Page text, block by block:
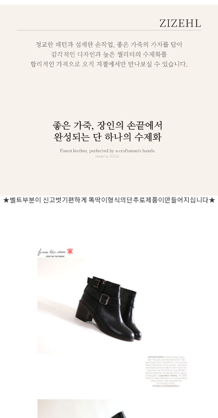
★벨트부분이 신고벗기편하게 똑딱이형식의단추로제품이만들어지십니다★